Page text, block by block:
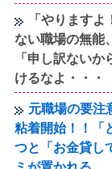
「やります
ない職場の無能
「申し訳ない
けるなよ・・・
元職場の要注
粘着開始！！「
つと「お金貸し